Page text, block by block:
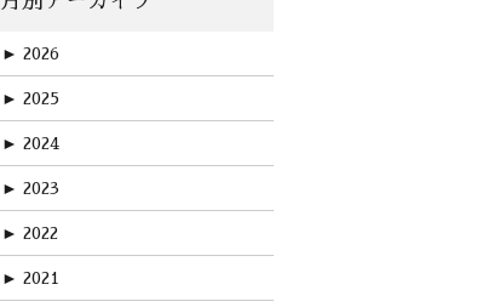
► 2026
► 2025
► 2024
► 2023
► 2022
► 2021